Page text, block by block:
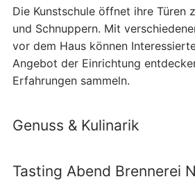
Die Kunstschule öffnet ihre Türen
und Schnuppern. Mit
vor dem Haus können
Angebot der Einrichtung
Erfahrungen sammeln.
Genuss & Kulinarik
Tasting Abend Brennerei